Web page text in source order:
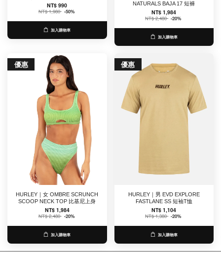
NT$ 990
NT$ 1,980 -50%
加入購物車
NATURALS BAJA 17 短褲
NT$ 1,984
NT$ 2,480 -20%
加入購物車
優惠
HURLEY｜女 OMBRE SCRUNCH
SCOOP NECK TOP 比基尼上身
NT$ 1,984
NT$ 2,480 -20%
加入購物車
優惠
HURLEY｜男 EVD EXPLORE
FASTLANE SS 短袖T恤
NT$ 1,104
NT$ 1,380 -20%
加入購物車